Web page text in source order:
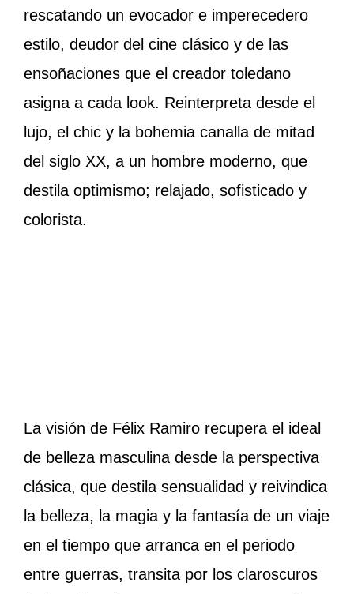
rescatando un evocador e imperecedero
estilo, deudor del cine clásico y de las
ensoñaciones que el creador toledano
asigna a cada look. Reinterpreta desde el
lujo, el chic y la bohemia canalla de mitad
del siglo XX, a un hombre moderno, que
destila optimismo; relajado, sofisticado y
colorista.
La visión de Félix Ramiro recupera el ideal
de belleza masculina desde la perspectiva
clásica, que destila sensualidad y reivindica
la belleza, la magia y la fantasía de un viaje
en el tiempo que arranca en el periodo
entre guerras, transita por los claroscuros